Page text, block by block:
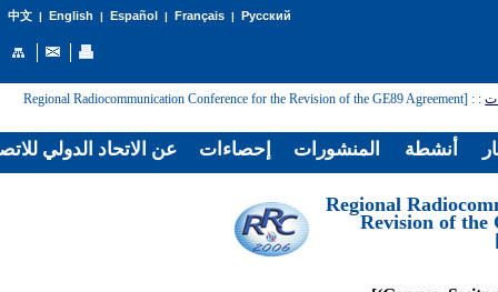
中文| English | Español | Français| Русский
:
: [Regional Radiocommunication Conference for the Revision of the GE89 Agreement
[Regional
Revision of the
عن الاتحاد الدولي إحصاءات المنشورات أنشطة